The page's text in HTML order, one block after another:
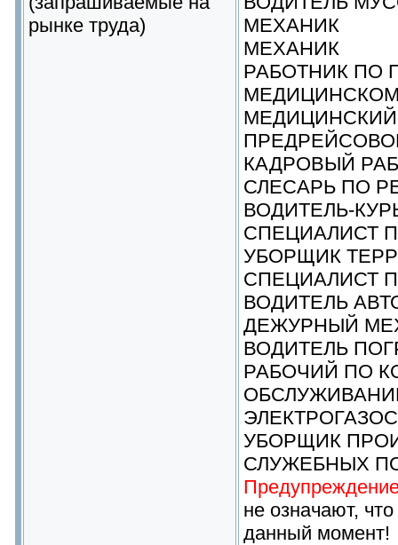
рынке труда)
МЕХАНИК
МЕХАНИК
РАБОТНИК ПО
КАДРОВЫЙ
СЛЕСАРЬ ПО
ВОДИТЕЛЬ-
СПЕЦИАЛИСТ
УБОРЩИК
СПЕЦИАЛИСТ
ВОДИТЕЛЬ
ДЕЖУРНЫЙ
ВОДИТЕЛЬ
РАБОЧИЙ ПО
УБОРЩИК
СЛУЖЕБНЫХ
не означают,
данный момент!